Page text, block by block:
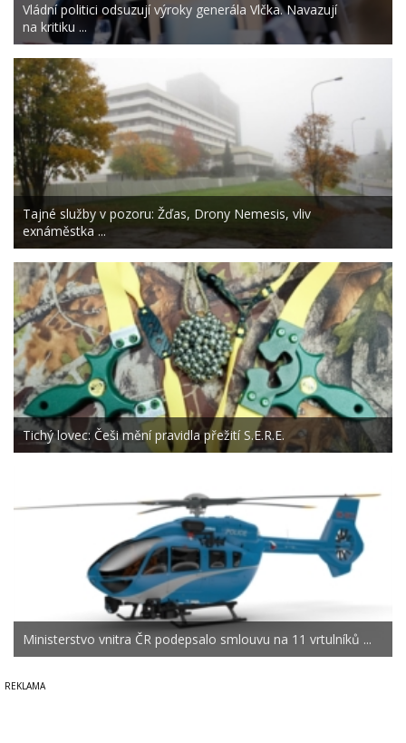
Vládní politici odsuzují výroky generála Vlčka. Navazují
na kritiku ...
Tajné služby v pozoru: Žďas, Drony Nemesis, vliv
exnáměstka ...
Tichý lovec: Češi mění pravidla přežití S.E.R.E.
Ministerstvo vnitra ČR podepsalo smlouvu na 11 vrtulníků ...